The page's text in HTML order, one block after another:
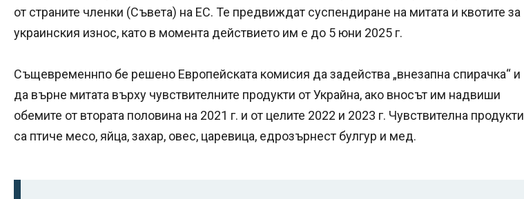
от страните членки (Съвета) на ЕС. Те предвиждат суспендиране на митата и квотите за
украинския износ, като в момента действието им е до 5 юни 2025 г.
Същевременнпо бе решено Европейската комисия да задейства „внезапна спирачка“ и
да върне митата върху чувствителните продукти от Украйна, ако вносът им надвиши
обемите от втората половина на 2021 г. и от целите 2022 и 2023 г. Чувствителна продукти
са птиче месо, яйца, захар, овес, царевица, едрозърнест булгур и мед.